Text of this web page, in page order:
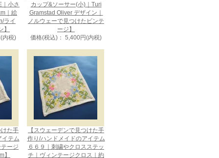
小さ
｜絵
ライ
内税)
カップ&ソーサー(小)｜Turi
Gramstad Oliver デザイン｜
ノルウェーで見つけたビンテ
ージ】
価格(税込)： 5,400円(内税)
けた手
イテム
ージ
】
【スウェーデンで見つけた手
作り/ハンドメイドのアイテム
６６９｜刺繍やクロスステッ
チ｜ヴィンテージクロス｜約